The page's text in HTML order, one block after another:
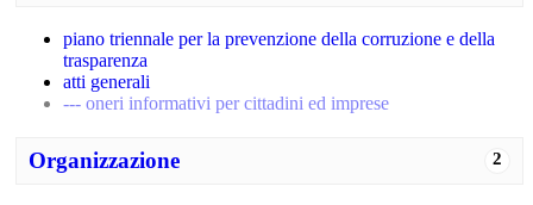
piano triennale per la prevenzione della corruzione e della
trasparenza
atti generali
--- oneri informativi per cittadini ed imprese
2
Organizzazione